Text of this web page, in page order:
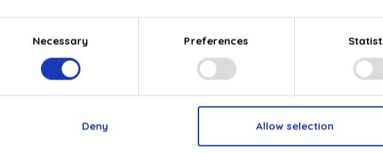
Necessary Preferences
Deny Allow selection
Energiegemeinschaften und Optimierungstools für das
Projektmanagement